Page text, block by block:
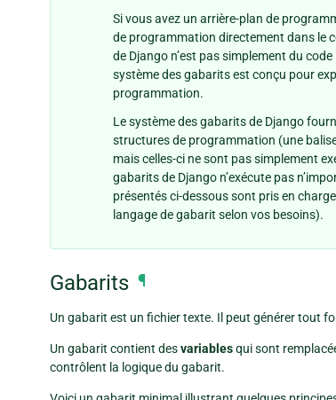
Si vous avez un arrière-plan de
de programmation directement dans le
de Django n’est pas simplement du
système des gabarits est conçu pour
programmation.
Le système des gabarits de Django
structures de programmation (une
mais celles-ci ne sont pas simplement
gabarits de Django n’exécute pas
présentés ci-dessous sont pris en
langage de gabarit selon vos besoins).
Gabarits ¶
Un gabarit est un fichier texte. Il peut générer tout
Un gabarit contient desvariablesqui sont
contrôlent la logique du gabarit.